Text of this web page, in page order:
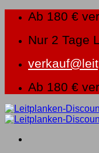
springen
Ab 180 €
Nur 2 Tage
Ab 180 €